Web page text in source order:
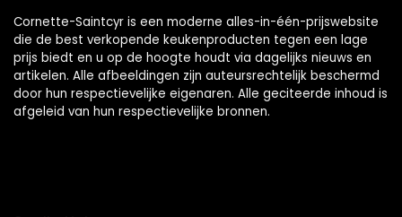
Cornette-Saintcyr is een moderne alles-in-één-prijswebsite
die de best verkopende keukenproducten tegen een lage
prijs biedt en u op de hoogte houdt via dagelijks nieuws en
artikelen. Alle afbeeldingen zijn auteursrechtelijk beschermd
door hun respectievelijke eigenaren. Alle geciteerde inhoud is
afgeleid van hun respectievelijke bronnen.